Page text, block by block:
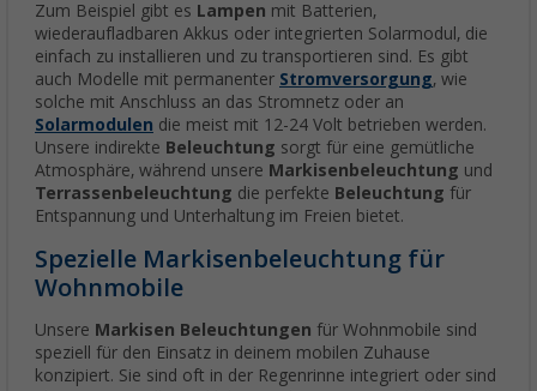
Zum Beispiel gibt es Lampen mit Batterien,
wiederaufladbaren Akkus oder integrierten Solarmodul, die
einfach zu installieren und zu transportieren sind. Es gibt
auch Modelle mit permanenter Stromversorgung, wie
solche mit Anschluss an das Stromnetz oder an
Solarmodulen die meist mit 12-24 Volt betrieben werden.
Unsere indirekte Beleuchtung sorgt für eine gemütliche
Atmosphäre, während unsere Markisenbeleuchtung und
Terrassenbeleuchtung die perfekte Beleuchtung für
Entspannung und Unterhaltung im Freien bietet.
Spezielle Markisenbeleuchtung für
Wohnmobile
Unsere Markisen Beleuchtungen für Wohnmobile sind
speziell für den Einsatz in deinem mobilen Zuhause
konzipiert. Sie sind oft in der Regenrinne integriert oder sind